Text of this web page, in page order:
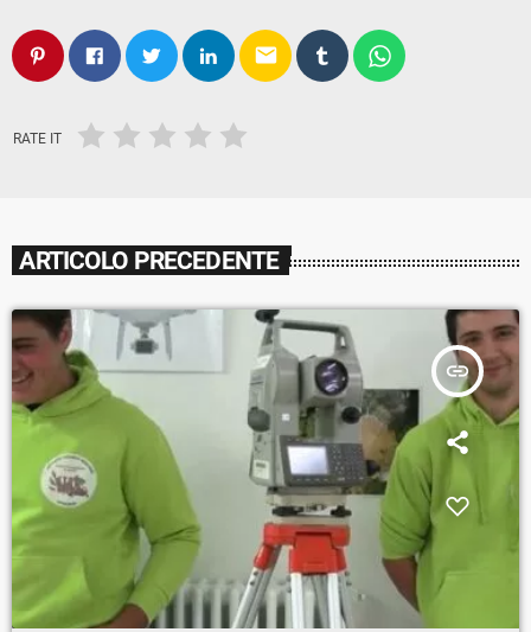
email
RATE IT
ARTICOLO PRECEDENTE
insert_link